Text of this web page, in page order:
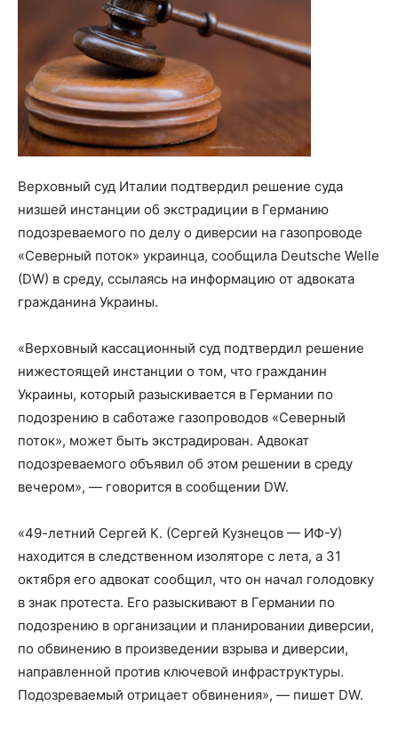
Верховный суд Италии подтвердил решение суда
низшей инстанции об экстрадиции в Германию
подозреваемого по делу о диверсии на газопроводе
«Северный поток» украинца, сообщила Deutsche Welle
(DW) в среду, ссылаясь на информацию от адвоката
гражданина Украины.
«Верховный кассационный суд подтвердил решение
нижестоящей инстанции о том, что гражданин
Украины, который разыскивается в Германии по
подозрению в саботаже газопроводов «Северный
поток», может быть экстрадирован. Адвокат
подозреваемого объявил об этом решении в среду
вечером», — говорится в сообщении DW.
«49-летний Сергей К. (Сергей Кузнецов — ИФ-У)
находится в следственном изоляторе с лета, а 31
октября его адвокат сообщил, что он начал голодовку
в знак протеста. Его разыскивают в Германии по
подозрению в организации и планировании диверсии,
по обвинению в произведении взрыва и диверсии,
направленной против ключевой инфраструктуры.
Подозреваемый отрицает обвинения», — пишет DW.